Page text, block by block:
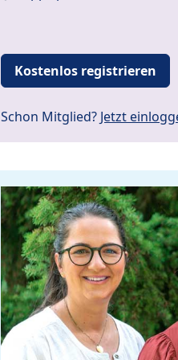
Kostenlos registrieren
Schon Mitglied? Jetzt